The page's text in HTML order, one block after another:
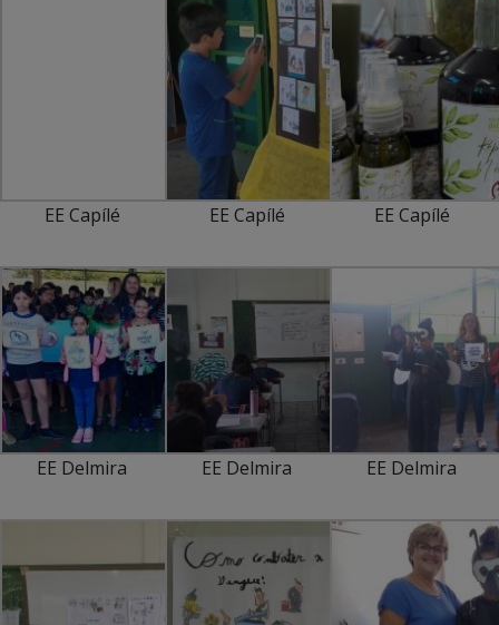
EE Capílé EE Capílé EE Capílé
EE Delmira EE Delmira EE Delmira